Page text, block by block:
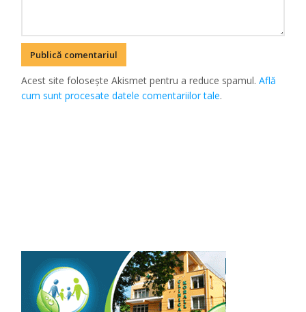
Acest site folosește Akismet pentru a reduce spamul.Află
cum sunt procesate datele comentariilor tale.